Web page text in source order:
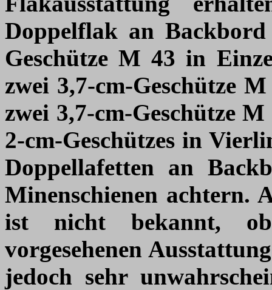
Doppelflak an
Geschütze M 43 in
zwei 3,7-cm-Geschütze
zwei 3,7-cm-Geschütze
2-cm-Geschützes in
Doppellafetten an
Minenschienen achtern.
ist nicht bekannt,
vorgesehenen
jedoch sehr